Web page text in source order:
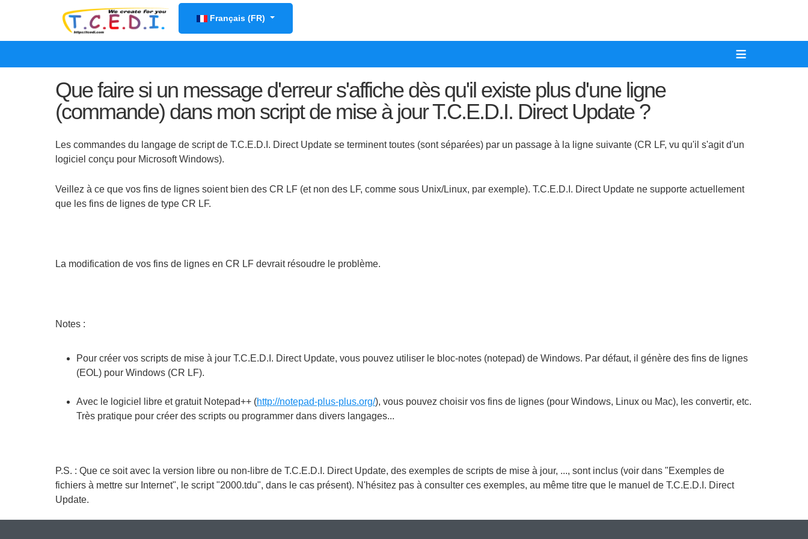
Sélectionnez votre langue
Français (FR)
≡
Que faire si un message d'erreur s'affiche dès qu'il existe plus d'une ligne
(commande) dans mon script de mise à jour T.C.E.D.I. Direct Update ?
Les commandes du langage de script de T.C.E.D.I. Direct Update se terminent toutes (sont séparées) par un passage à la ligne suivante (CR LF, vu qu'il s'agit d'un
logiciel conçu pour Microsoft Windows).
Veillez à ce que vos fins de lignes soient bien des CR LF (et non des LF, comme sous Unix/Linux, par exemple). T.C.E.D.I. Direct Update ne supporte actuellement
que les fins de lignes de type CR LF.
La modification de vos fins de lignes en CR LF devrait résoudre le problème.
Notes :
Pour créer vos scripts de mise à jour T.C.E.D.I. Direct Update, vous pouvez utiliser le bloc-notes (notepad) de Windows. Par défaut, il génère des fins de lignes
(EOL) pour Windows (CR LF).
Avec le logiciel libre et gratuit Notepad++ (http://notepad-plus-plus.org/), vous pouvez choisir vos fins de lignes (pour Windows, Linux ou Mac), les convertir, etc.
Très pratique pour créer des scripts ou programmer dans divers langages...
P.S. : Que ce soit avec la version libre ou non-libre de T.C.E.D.I. Direct Update, des exemples de scripts de mise à jour, ..., sont inclus (voir dans "Exemples de
fichiers à mettre sur Internet", le script "2000.tdu", dans le cas présent). N'hésitez pas à consulter ces exemples, au même titre que le manuel de T.C.E.D.I. Direct
Update.